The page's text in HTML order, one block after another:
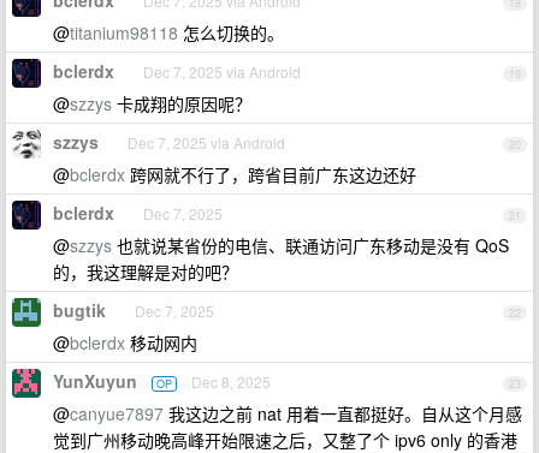
@titanium98118 怎么切换的。
19
bclerdx Dec 7, 2025 via Android
@szzys 卡成翔的原因呢？
20
szzys Dec 7, 2025 via Android
@bclerdx 跨网就不行了，跨省目前广东这边还好
21
bclerdx Dec 7, 2025
@szzys 也就说某省份的电信、联通访问广东移动是没有 QoS
的，我这理解是对的吧？
22
bugtik Dec 7, 2025
@bclerdx 移动网内
23
YunXuyun OP Dec 8, 2025
@canyue7897 我这边之前 nat 用着一直都挺好。自从这个月感
觉到广州移动晚高峰开始限速之后，又整了个 ipv6 only 的香港